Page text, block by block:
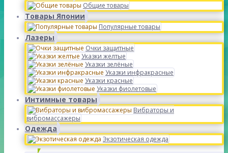
Общие товары
Товары Японии
Популярные товары
Лазеры
Очки защитные
Указки желтые
Указки зелёные
Указки инфракрасные
Указки красные
Указки фиолетовые
Интимные товары
Вибраторы и
вибромассажеры
Одежда
Экзотическая одежда